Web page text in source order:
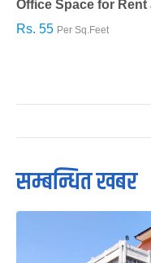
Office Space for Rent
Rs. 55 Per Sq.Feet
सम्बन्धित खबर